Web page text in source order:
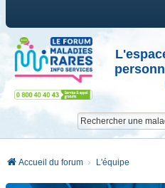
Accueil du forum L'équipe